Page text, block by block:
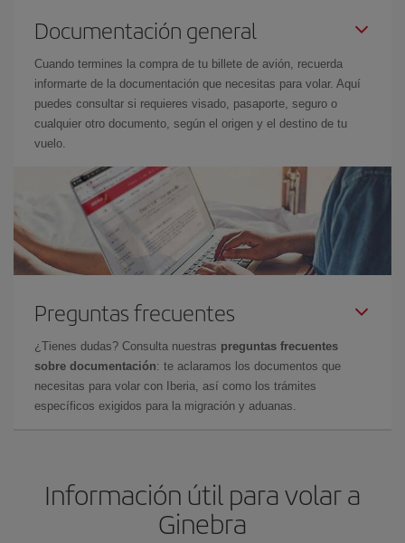
Documentación general
Cuando termines la compra de tu billete de avión, recuerda
informarte de la documentación que necesitas para volar. Aquí
puedes consultar si requieres visado, pasaporte, seguro o
cualquier otro documento, según el origen y el destino de tu
vuelo.
Preguntas frecuentes
¿Tienes dudas? Consulta nuestras preguntas frecuentes
sobre documentación: te aclaramos los documentos que
necesitas para volar con Iberia, así como los trámites
específicos exigidos para la migración y aduanas.
Información útil para volar a
Ginebra